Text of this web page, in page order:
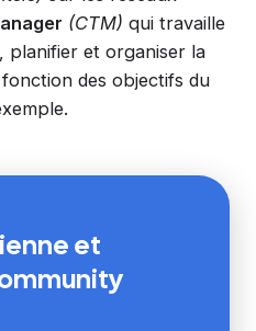
(CTM) qui travaille
et organiser la
des objectifs du
et